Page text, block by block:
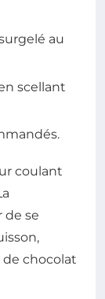
au
scellant
coulant
de se
chocolat